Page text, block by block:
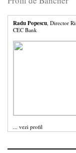
Radu Popescu , Director
CEC Bank
... vezi profil